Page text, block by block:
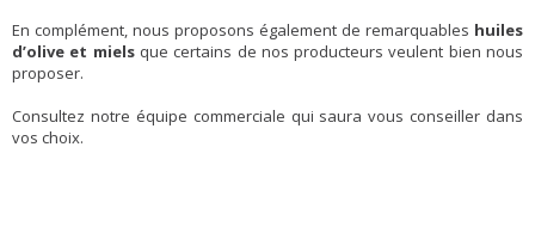
En complément, nous proposons également de remarquables huiles
d’olive et miels que certains de nos producteurs veulent bien nous
proposer.
Consultez notre équipe commerciale qui saura vous conseiller dans
vos choix.